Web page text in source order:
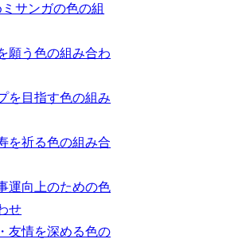
サンガの色の組
願う色の組み合わ
を目指す色の組み
を祈る色の組み合
運向上のための色
せ
友情を深める色の